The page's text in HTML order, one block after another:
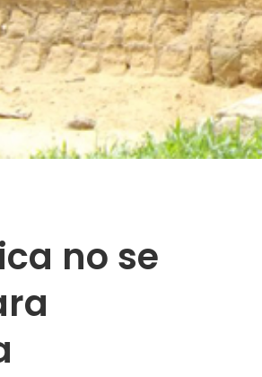
no se